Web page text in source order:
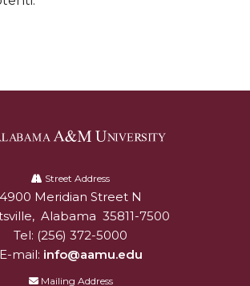
Street Address
Alabam A&M University
4900 Meridian Street N
, Alabama 35811-7500
Tel: (256) 372-5000
E-mail: info@aamu.edu
Mailing Address